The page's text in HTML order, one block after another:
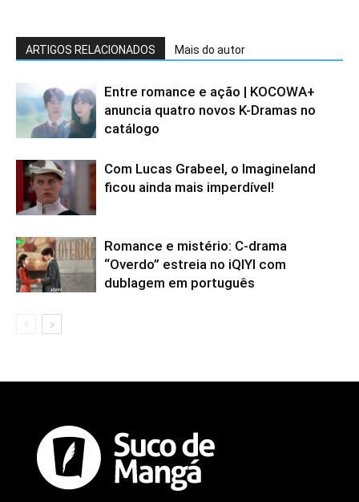
ARTIGOS RELACIONADOS Mais do autor
Entre romance e ação | KOCOWA+
anuncia quatro novos K-Dramas no
catálogo
Com Lucas Grabeel, o Imagineland
ficou ainda mais imperdível!
Romance e mistério: C-drama
“Overdo” estreia no iQIYI com
dublagem em português